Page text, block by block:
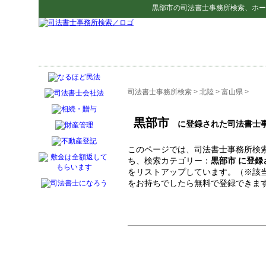
黒部市の司法書士事務所検索、ホ
司法書士事務所検索 > 北陸 > 富山県 >
黒部市 に登録された司法書士
このページでは、司法書士事務所検
ち、検索カテゴリー： 黒部市 に登録
をリストアップしています。（※該
をお持ちでしたら無料で登録できま